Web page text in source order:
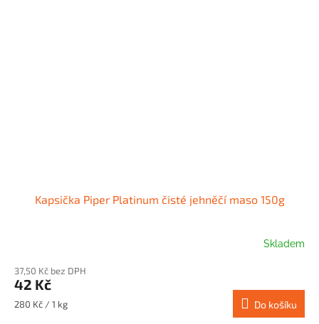
Kapsička Piper Platinum čisté jehněčí maso 150g
Skladem
37,50 Kč bez DPH
42 Kč
Měrná
280 Kč / 1 kg Do košíku